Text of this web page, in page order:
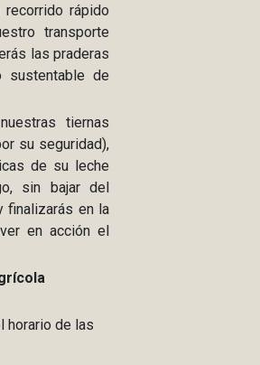
rápido
transporte
las praderas
sustentable de
tiernas
su seguridad),
de su leche
sin bajar del
finalizarás en la
en acción el
horario de las